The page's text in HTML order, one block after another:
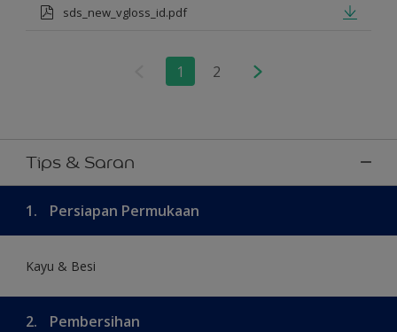
sds_new_vgloss_id.pdf
1 2
Tips & Saran
1. Persiapan Permukaan
Kayu & Besi
2. Pembersihan